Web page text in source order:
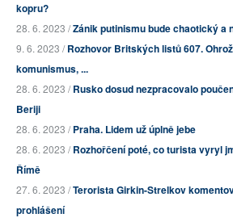
kopru?
28. 6. 2023 /Zánik putinismu bude chaotický a
9. 6. 2023 /Rozhovor Britských listů 607.
komunismus, ...
28. 6. 2023 /Rusko dosud nezpracovalo
Beriji
28. 6. 2023 /Praha. Lidem už úplně jebe
28. 6. 2023 /Rozhořčení poté, co turista vyryl
Římě
27. 6. 2023 /Terorista Girkin-Strelkov
prohlášení